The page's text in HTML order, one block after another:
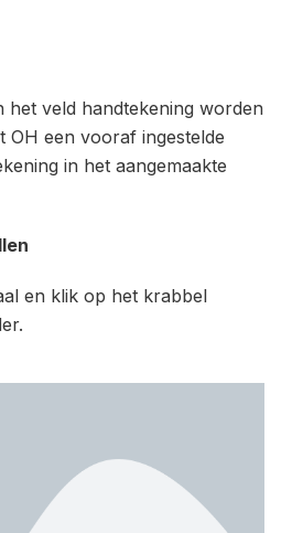
het veld handtekening worden
OH een vooraf ingestelde
in het aangemaakte
en klik op het krabbel